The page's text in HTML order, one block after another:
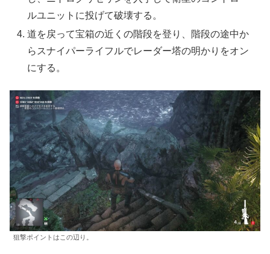
ルユニットに投げて破壊する。
道を戻って宝箱の近くの階段を登り、階段の途中か
らスナイパーライフルでレーダー塔の明かりをオン
にする。
狙撃ポイントはこの辺り。